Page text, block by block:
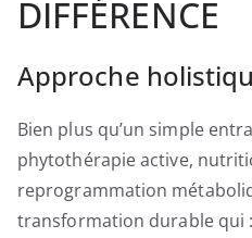
DIFFÉRENCE
Approche
Bien plus qu’un simple
phytothérapie active,
reprogrammation
transformation durable qui :